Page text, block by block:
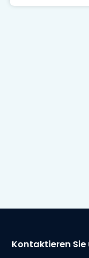
Kontaktieren Sie